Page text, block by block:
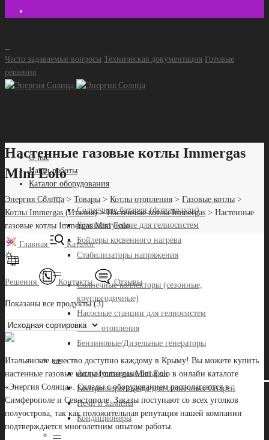
Часто задаваемые вопросы Техническая документация Готовые
решения
О нас
Наши работы
Каталог оборудования
—
Солнечные батареи (фотомодули)
Комплектующие для гелиосистем
Бойлеры косвенного нагрева
Стабилизаторы напряжения
—
Солнечные коллекторы (сезонные,
круглогодичные)
Насосные станции для гелиосистем
Котлы отопления
Бензиновые/Дизельные генераторы
—
Аккумуляторные батареи
Контроллеры заряда для солнечных батарей
Печи и камины
Кондиционеры
—
Настенные газовые котлы Immergas
Mini Eolo
Энергия Солнца > Товары > Котлы отопления > Газовые котлы >
Котлы Immergas (Италия)>Настенные котлы Immergas > Настенные
газовые котлы Immergas Mini Eolo
Главная Каталог
Решения Контакты Отзывы
Показаны все продукты (3)
Итальянское качество доступно каждому в Крыму! Вы можете купить
настенные газовые котлы Immergas Mini Eolo в онлайн каталоге
«Энергия Солнца». Склады с оборудованием располагаются в
Симферополе и Севастополе. Заказы поступают со всех уголков
полуострова, так как положительная репутация нашей компании
подтверждается многолетним опытом работы.